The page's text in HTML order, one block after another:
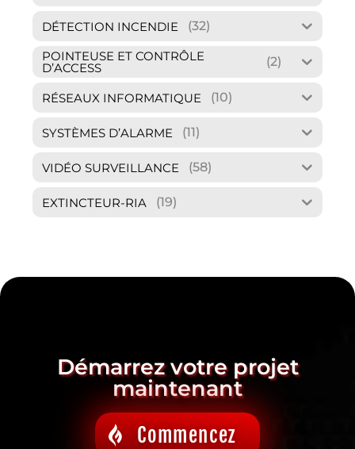
DÉTECTION INCENDIE
(32)
POINTEUSE ET CONTRÔLE
D’ACCESS (2)
RÉSEAUX INFORMATIQUE (10)
SYSTÈMES D’ALARME (11)
VIDÉO SURVEILLANCE (58)
EXTINCTEUR-RIA (19)
Démarrez votre projet
maintenant
Commencez